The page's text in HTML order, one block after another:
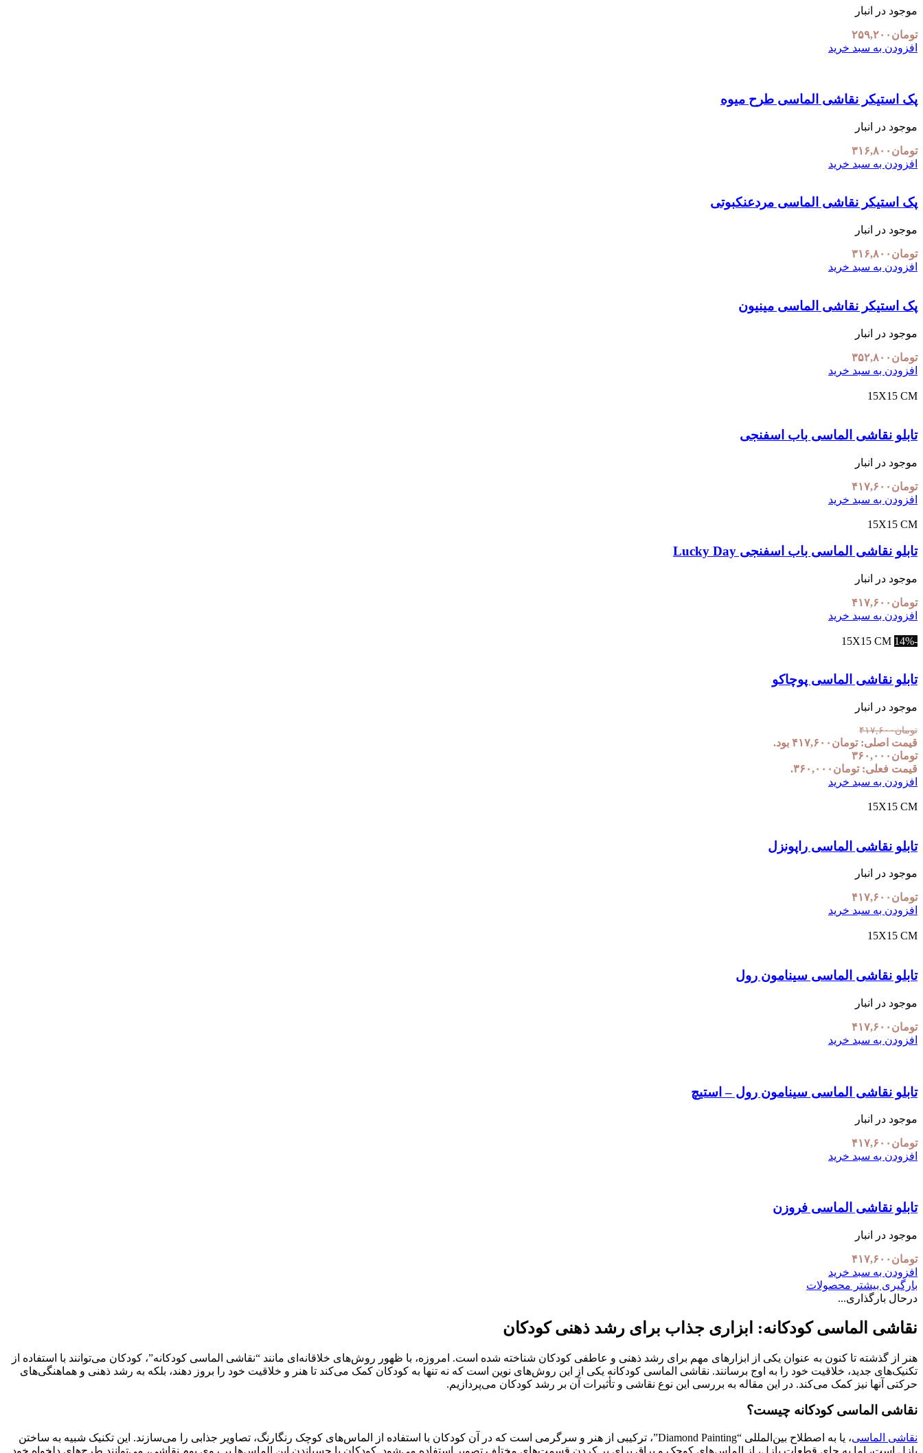
موجود در انبار
تومان ۲۵۹,۲۰۰
افزودن به سبد خرید
پک استیکر نقاشی الماسی طرح میوه
موجود در انبار
تومان ۳۱۶,۸۰۰
افزودن به سبد خرید
پک استیکر نقاشی الماسی مردعنکبوتی
موجود در انبار
تومان ۳۱۶,۸۰۰
افزودن به سبد خرید
پک استیکر نقاشی الماسی مینیون
موجود در انبار
تومان ۳۵۲,۸۰۰
افزودن به سبد خرید
15X15 CM
تابلو نقاشی الماسی باب اسفنجی
موجود در انبار
تومان ۴۱۷,۶۰۰
افزودن به سبد خرید
15X15 CM
تابلو نقاشی الماسی باب اسفنجی Lucky Day
موجود در انبار
تومان ۴۱۷,۶۰۰
افزودن به سبد خرید
-14%
15X15 CM
تابلو نقاشی الماسی پوچاکو
موجود در انبار
تومان۴۱۷,۶۰۰
قیمت اصلی: تومان۴۱۷,۶۰۰ بود.
تومان ۳۶۰,۰۰۰
قیمت فعلی: تومان۳۶۰,۰۰۰.
افزودن به سبد خرید
15X15 CM
تابلو نقاشی الماسی راپونزل
موجود در انبار
تومان ۴۱۷,۶۰۰
افزودن به سبد خرید
15X15 CM
تابلو نقاشی الماسی سینامون رول
موجود در انبار
تومان ۴۱۷,۶۰۰
افزودن به سبد خرید
تابلو نقاشی الماسی سینامون رول – استیچ
موجود در انبار
تومان ۴۱۷,۶۰۰
افزودن به سبد خرید
تابلو نقاشی الماسی فروزن
موجود در انبار
تومان ۴۱۷,۶۰۰
افزودن به سبد خرید
بارگیری بیشتر محصولات
درحال بارگذاری...
نقاشی الماسی کودکانه: ابزاری جذاب برای رشد ذهنی کودکان
هنر از گذشته تا کنون به عنوان یکی از ابزارهای مهم برای رشد ذهنی و عاطفی کودکان شناخته شده است. امروزه، با ظهور روش‌های خلاقانه‌ای مانند “نقاشی الماسی کودکانه”، کودکان می‌توانند با استفاده از
تکنیک‌های جدید، خلاقیت خود را به اوج برسانند. نقاشی الماسی کودکانه یکی از این روش‌های نوین است که نه تنها به کودکان کمک می‌کند تا هنر و خلاقیت خود را بروز دهند، بلکه به رشد ذهنی و هماهنگی‌های
حرکتی آنها نیز کمک می‌کند. در این مقاله به بررسی این نوع نقاشی و تأثیرات آن بر رشد کودکان می‌پردازیم.
نقاشی الماسی کودکانه چیست؟
نقاشی الماسی
، یا به اصطلاح بین‌المللی “Diamond Painting”، ترکیبی از هنر و سرگرمی است که در آن کودکان با استفاده از الماس‌های کوچک رنگارنگ، تصاویر جذابی را می‌سازند. این تکنیک شبیه به ساختن
پازل است، اما به جای قطعات پازل، از الماس‌های کوچک و براق برای پر کردن قسمت‌های مختلف تصویر استفاده می‌شود. کودکان با چسباندن این الماس‌ها بر روی بوم نقاشی، می‌توانند طرح‌های دلخواه خود